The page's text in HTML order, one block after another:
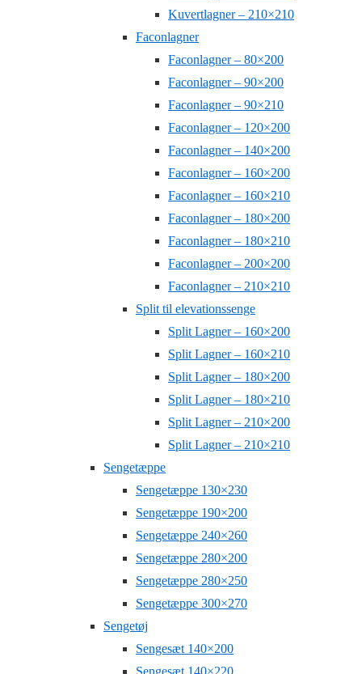
Kuvertlagner – 210×210
Faconlagner
Faconlagner – 80×200
Faconlagner – 90×200
Faconlagner – 90×210
Faconlagner – 120×200
Faconlagner – 140×200
Faconlagner – 160×200
Faconlagner – 160×210
Faconlagner – 180×200
Faconlagner – 180×210
Faconlagner – 200×200
Faconlagner – 210×210
Split til elevationssenge
Split Lagner – 160×200
Split Lagner – 160×210
Split Lagner – 180×200
Split Lagner – 180×210
Split Lagner – 210×200
Split Lagner – 210×210
Sengetæppe
Sengetæppe 130×230
Sengetæppe 190×200
Sengetæppe 240×260
Sengetæppe 280×200
Sengetæppe 280×250
Sengetæppe 300×270
Sengetøj
Sengesæt 140×200
Sengesæt 140×220